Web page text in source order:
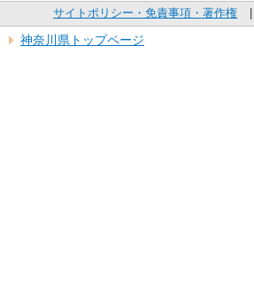
サイトポリシー・免責事項・著作権
神奈川県トップページ